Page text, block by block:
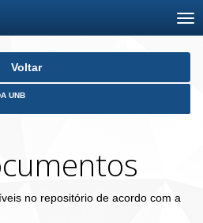
Voltar
UNB
no repositório de acordo com a